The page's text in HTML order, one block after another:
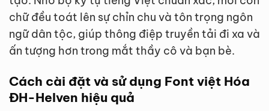
chữ đều toát lên sự chỉn chu và tôn trọng ngôn
ngữ dân tộc, giúp thông điệp truyền tải đi xa và
ấn tượng hơn trong mắt thầy cô và bạn bè.
Cách cài đặt và sử dụng Font việt Hóa
ĐH-Helven hiệu quả